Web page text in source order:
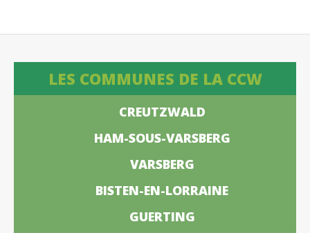
LES COMMUNES DE LA CCW
CREUTZWALD
HAM-SOUS-VARSBERG
VARSBERG
BISTEN-EN-LORRAINE
GUERTING